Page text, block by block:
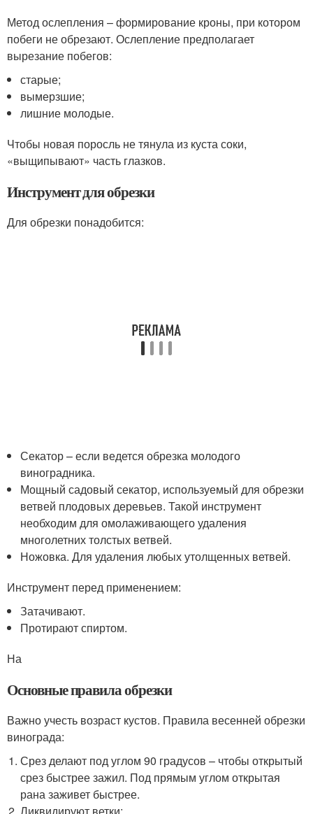
Метод ослепления – формирование кроны, при котором
побеги не обрезают. Ослепление предполагает
вырезание побегов:
старые;
вымерзшие;
лишние молодые.
Чтобы новая поросль не тянула из куста соки,
«выщипывают» часть глазков.
Инструмент для обрезки
Для обрезки понадобится:
Секатор – если ведется обрезка молодого
виноградника.
Мощный садовый секатор, используемый для обрезки
ветвей плодовых деревьев. Такой инструмент
необходим для омолаживающего удаления
многолетних толстых ветвей.
Ножовка. Для удаления любых утолщенных ветвей.
Инструмент перед применением:
Затачивают.
Протирают спиртом.
На
Основные правила обрезки
Важно учесть возраст кустов. Правила весенней обрезки
винограда:
Срез делают под углом 90 градусов – чтобы открытый
срез быстрее зажил. Под прямым углом открытая
рана заживет быстрее.